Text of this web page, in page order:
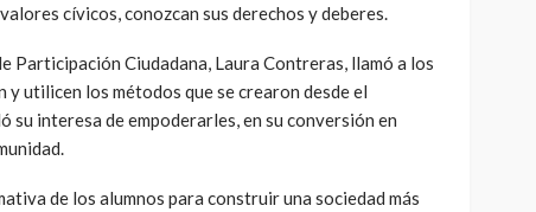
cívicos, conozcan sus derechos y deberes.
Participación Ciudadana, Laura Contreras, llamó a los
y utilicen los métodos que se crearon desde el
su interesa de empoderarles, en su conversión en
de los alumnos para construir una sociedad más